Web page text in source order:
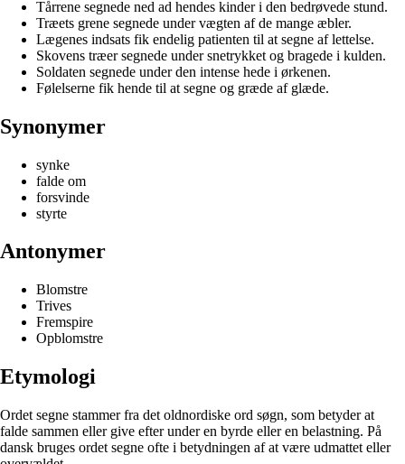
Tårrene segnede ned ad hendes kinder i den bedrøvede stund.
Træets grene segnede under vægten af de mange æbler.
Lægenes indsats fik endelig patienten til at segne af lettelse.
Skovens træer segnede under snetrykket og bragede i kulden.
Soldaten segnede under den intense hede i ørkenen.
Følelserne fik hende til at segne og græde af glæde.
Synonymer
synke
falde om
forsvinde
styrte
Antonymer
Blomstre
Trives
Fremspire
Opblomstre
Etymologi
Ordet segne stammer fra det oldnordiske ord søgn, som betyder at
falde sammen eller give efter under en byrde eller en belastning. På
dansk bruges ordet segne ofte i betydningen af at være udmattet eller